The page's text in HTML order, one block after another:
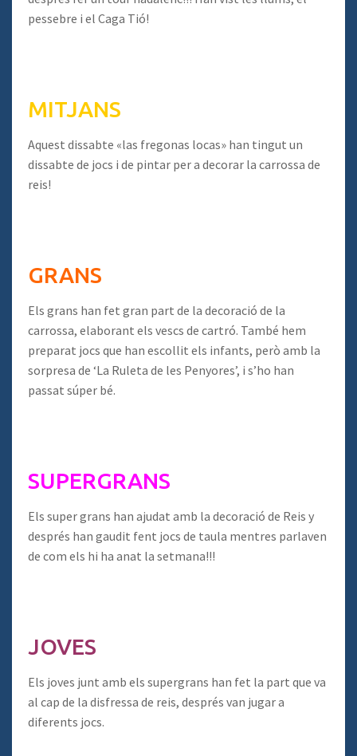
pessebre i el Caga Tió!
MITJANS
Aquest dissabte «las fregonas locas» han tingut un
dissabte de jocs i de pintar per a decorar la carrossa de
reis!
GRANS
Els grans han fet gran part de la decoració de la
carrossa, elaborant els vescs de cartró. També hem
preparat jocs que han escollit els infants, però amb la
sorpresa de ‘La Ruleta de les Penyores’, i s’ho han
passat súper bé.
SUPERGRANS
Els super grans han ajudat amb la decoració de Reis y
després han gaudit fent jocs de taula mentres parlaven
de com els hi ha anat la setmana!!!
JOVES
Els joves junt amb els supergrans han fet la part que va
al cap de la disfressa de reis, després van jugar a
diferents jocs.